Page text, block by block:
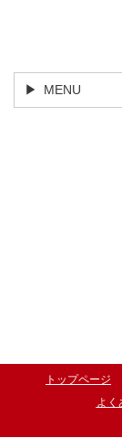
MENU
トップページ
よく